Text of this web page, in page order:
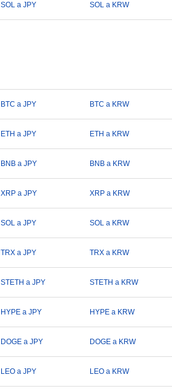
SOL a JPY SOL a KRW
BTC a JPY BTC a KRW
ETH a JPY ETH a KRW
BNB a JPY BNB a KRW
XRP a JPY XRP a KRW
SOL a JPY SOL a KRW
TRX a JPY TRX a KRW
STETH a JPY STETH a KRW
HYPE a JPY HYPE a KRW
DOGE a JPY DOGE a KRW
LEO a JPY LEO a KRW